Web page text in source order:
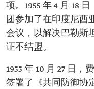
项。1955 年 4 月 18
团参加了在印度尼西
会议，以解决巴勒斯
证不结盟。
1955 年 10 月 27 日
签署了《共同防御协